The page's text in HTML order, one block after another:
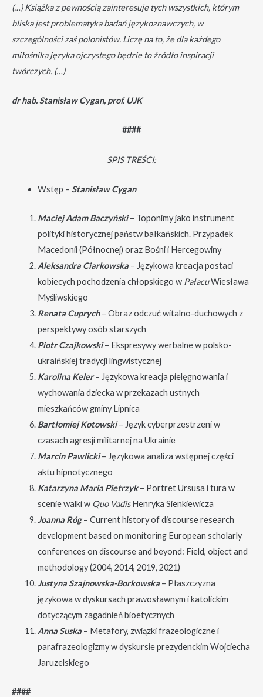
(…) Książka z pewnością zainteresuje tych wszystkich, którym
bliska jest problematyka badań językoznawczych, w
szczególności zaś polonistów. Liczę na to, że dla każdego
miłośnika języka ojczystego będzie to źródło inspiracji
twórczych. (…)
dr hab. Stanisław Cygan, prof. UJK
####
SPIS TREŚCI:
Wstęp – Stanisław Cygan
Maciej Adam Baczyński – Toponimy jako instrument
polityki historycznej państw bałkańskich. Przypadek
Macedonii (Północnej) oraz Bośni i Hercegowiny
Aleksandra Ciarkowska – Językowa kreacja postaci
kobiecych pochodzenia chłopskiego w PałacuWiesława
Myśliwskiego
Renata Cuprych– Obraz odczuć witalno-duchowych z
perspektywy osób starszych
Piotr Czajkowski– Ekspresywy werbalne w polsko-
ukraińskiej tradycji lingwistycznej
Karolina Keler– Językowa kreacja pielęgnowania i
wychowania dziecka w przekazach ustnych
mieszkańców gminy Lipnica
Bartłomiej Kotowski– Język cyberprzestrzeni w
czasach agresji militarnej na Ukrainie
Marcin Pawlicki– Językowa analiza wstępnej części
aktu hipnotycznego
Katarzyna Maria Pietrzyk– Portret Ursusa i tura w
scenie walki w Quo VadisHenryka Sienkiewicza
Joanna Róg– Current history of discourse research
development based on monitoring European scholarly
conferences on discourse and beyond: Field, object and
methodology (2004, 2014, 2019, 2021)
Justyna Szajnowska-Borkowska – Płaszczyzna
językowa w dyskursach prawosławnym i katolickim
dotyczącym zagadnień bioetycznych
Anna Suska – Metafory, związki frazeologiczne i
parafrazeologizmy w dyskursie prezydenckim Wojciecha
Jaruzelskiego
####